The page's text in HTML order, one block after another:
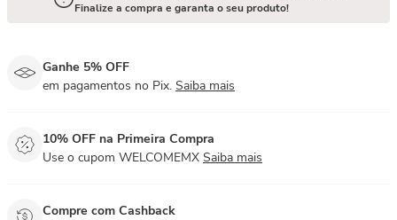
Finalize a compra e garanta o seu produto!
Ganhe 5% OFF
em pagamentos no Pix. Saiba mais
10% OFF na Primeira Compra
Use o cupom WELCOMEMX Saiba mais
Compre com Cashback